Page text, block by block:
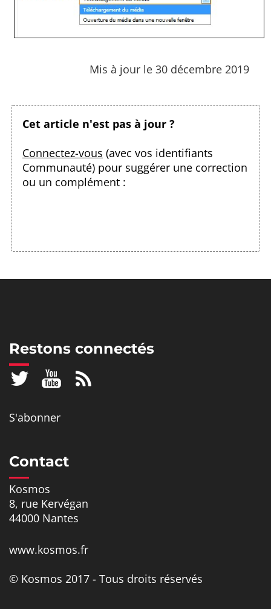
Mis à jour le 30 décembre 2019
Cet article n'est pas à jour ?
Connectez-vous (avec vos identifiants
Communauté) pour suggérer une correction
ou un complément :
Restons connectés
S'abonner
Contact
Kosmos
8, rue Kervégan
44000 Nantes
www.kosmos.fr
© Kosmos 2017 - Tous droits réservés